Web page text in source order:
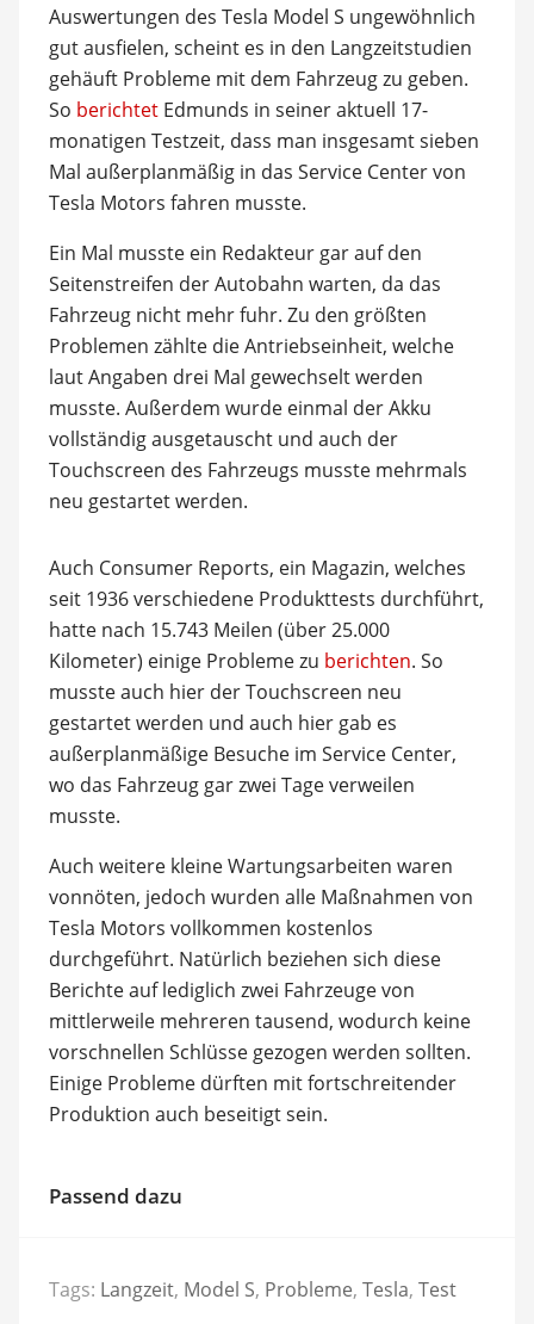
Auswertungen des Tesla Model S ungewöhnlich
gut ausfielen, scheint es in den Langzeitstudien
gehäuft Probleme mit dem Fahrzeug zu geben.
So berichtetEdmunds in seiner aktuell 17-
monatigen Testzeit, dass man insgesamt sieben
Mal außerplanmäßig in das Service Center von
Tesla Motors fahren musste.
Ein Mal musste ein Redakteur gar auf den
Seitenstreifen der Autobahn warten, da das
Fahrzeug nicht mehr fuhr. Zu den größten
Problemen zählte die Antriebseinheit, welche
laut Angaben drei Mal gewechselt werden
musste. Außerdem wurde einmal der Akku
vollständig ausgetauscht und auch der
Touchscreen des Fahrzeugs musste mehrmals
neu gestartet werden.
Auch Consumer Reports, ein Magazin, welches
seit 1936 verschiedene Produkttests durchführt,
hatte nach 15.743 Meilen (über 25.000
Kilometer) einige Probleme zu berichten. So
musste auch hier der Touchscreen neu
gestartet werden und auch hier gab es
außerplanmäßige Besuche im Service Center,
wo das Fahrzeug gar zwei Tage verweilen
musste.
Auch weitere kleine Wartungsarbeiten waren
vonnöten, jedoch wurden alle Maßnahmen von
Tesla Motors vollkommen kostenlos
durchgeführt. Natürlich beziehen sich diese
Berichte auf lediglich zwei Fahrzeuge von
mittlerweile mehreren tausend, wodurch keine
vorschnellen Schlüsse gezogen werden sollten.
Einige Probleme dürften mit fortschreitender
Produktion auch beseitigt sein.
Passend dazu
Tags: Langzeit, Model S, Probleme, Tesla, Test